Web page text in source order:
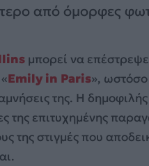
από όμορφες
μπορεί να
Emily in Paris», ωστόσο
της. Η
της επιτυχημένης
της στιγμές που